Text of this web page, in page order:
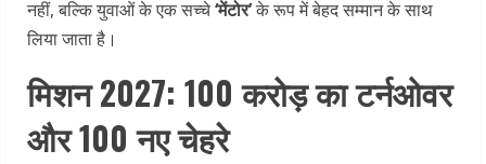
नहीं, बल्कि युवाओं के एक सच्चे‘मेंटोर’के रूप में बेहद सम्मान के साथ
लिया जाता है।
मिशन 2027: 100 करोड़ का टर्नओवर
और 100 नए चेहरे